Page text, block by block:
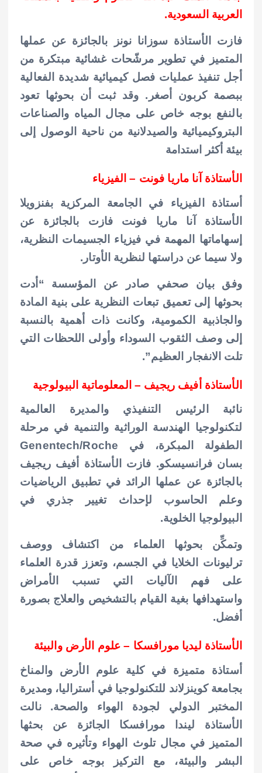
العربية السعودية.
فازت الأستاذة سوزانا نونز بالجائزة عن عملها
المتميز في تطوير مرشّحات غشائية مبتكرة من
أجل تنفيذ عمليات فصل كيميائية شديدة الفعالية
ببصمة كربون أصغر. وقد ثبت أن بحوثها تعود
بالنفع بوجه خاص على مجال المياه والصناعات
البتروكيميائية والصيدلانية من ناحية الوصول إلى
بيئة أكثر استدامة
الأستاذة آنا ماريا فونت – الفيزياء
أستاذة الفيزياء في الجامعة المركزية بفنزويلا
الأستاذة آنا ماريا فونت فازت بالجائزة عن
إسهاماتها المهمة في فيزياء الجسيمات النظرية،
ولا سيما عن دراستها لنظرية الأوتار.
وفق بيان صحفي صادر عن المؤسسة “أدت
بحوثها إلى تعميق تبعات النظرية على بنية المادة
والجاذبية الكمومية، وكانت ذات أهمية بالنسبة
إلى وصف الثقوب السوداء وأولى اللحظات التي
تلت الانفجار العظيم”.
الأستاذة أفيف ريجيف – المعلوماتية البيولوجية
نائبة الرئيس التنفيذي والمديرة العالمية
لتكنولوجيا الهندسة الوراثية والتنمية في مرحلة
الطفولة المبكرة، في Genentech/Roche
بسان فرانسيسكو. فازت الأستاذة أفيف ريجيف
بالجائزة عن عملها الرائد في تطبيق الرياضيات
وعلم الحاسوب لإحداث تغيير جذري في
البيولوجيا الخلوية.
وتمكِّن بحوثها العلماء من اكتشاف ووصف
ترليونات الخلايا في الجسم، وتعزز قدرة العلماء
على فهم الآليات التي تسبب الأمراض
واستهدافها بغية القيام بالتشخيص والعلاج بصورة
أفضل.
الأستاذة ليديا مورافسكا – علوم الأرض والبيئة
أستاذة متميزة في كلية علوم الأرض والمناخ
بجامعة كوينزلاند للتكنولوجيا في أستراليا، ومديرة
المختبر الدولي لجودة الهواء والصحة. نالت
الأستاذة ليندا مورافسكا الجائزة عن بحثها
المتميز في مجال تلوث الهواء وتأثيره في صحة
البشر والبيئة، مع التركيز بوجه خاص على